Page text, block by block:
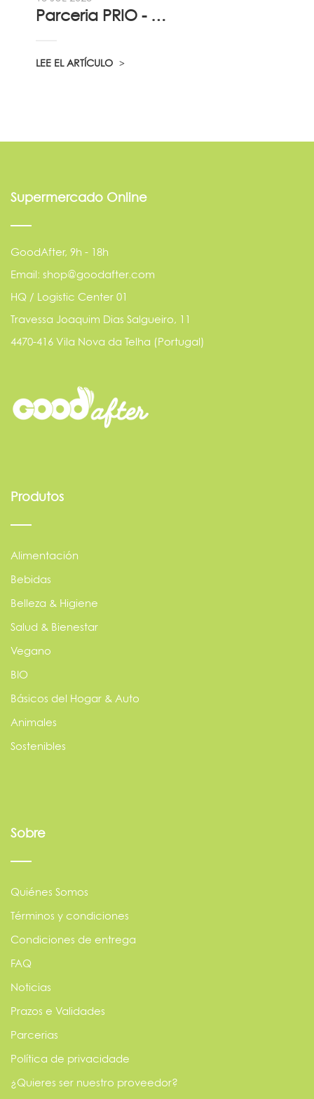
Parceria PRIO - Viadireta - Goodafter...
LEE EL ARTÍCULO
Supermercado Online
GoodAfter, 9h - 18h
Email: shop@goodafter.com
HQ / Logistic Center 01
Travessa Joaquim Dias Salgueiro, 11
4470-416 Vila Nova da Telha (Portugal)
Produtos
Alimentación
Bebidas
Belleza & Higiene
Salud & Bienestar
Vegano
BIO
Básicos del Hogar & Auto
Animales
Sostenibles
Sobre
Quiénes Somos
Términos y condiciones
Condiciones de entrega
FAQ
Noticias
Prazos e Validades
Parcerias
Política de privacidade
¿Quieres ser nuestro proveedor?